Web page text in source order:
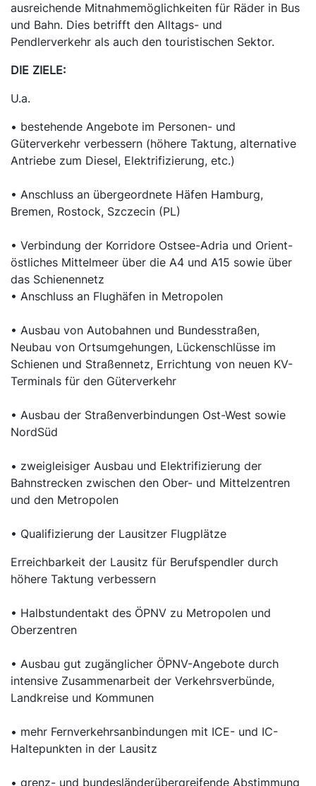
ausreichende Mitnahmemöglichkeiten für Räder in Bus
und Bahn. Dies betrifft den Alltags- und
Pendlerverkehr als auch den touristischen Sektor.
DIE ZIELE:
U.a.
• bestehende Angebote im Personen- und
Güterverkehr verbessern (höhere Taktung, alternative
Antriebe zum Diesel, Elektrifizierung, etc.)
• Anschluss an übergeordnete Häfen Hamburg,
Bremen, Rostock, Szczecin (PL)
• Verbindung der Korridore Ostsee-Adria und Orient-
östliches Mittelmeer über die A4 und A15 sowie über
das Schienennetz
• Anschluss an Flughäfen in Metropolen
• Ausbau von Autobahnen und Bundesstraßen,
Neubau von Ortsumgehungen, Lückenschlüsse im
Schienen und Straßennetz, Errichtung von neuen KV-
Terminals für den Güterverkehr
• Ausbau der Straßenverbindungen Ost-West sowie
NordSüd
• zweigleisiger Ausbau und Elektrifizierung der
Bahnstrecken zwischen den Ober- und Mittelzentren
und den Metropolen
• Qualifizierung der Lausitzer Flugplätze
Erreichbarkeit der Lausitz für Berufspendler durch
höhere Taktung verbessern
• Halbstundentakt des ÖPNV zu Metropolen und
Oberzentren
• Ausbau gut zugänglicher ÖPNV-Angebote durch
intensive Zusammenarbeit der Verkehrsverbünde,
Landkreise und Kommunen
• mehr Fernverkehrsanbindungen mit ICE- und IC-
Haltepunkten in der Lausitz
• grenz- und bundesländerübergreifende Abstimmung